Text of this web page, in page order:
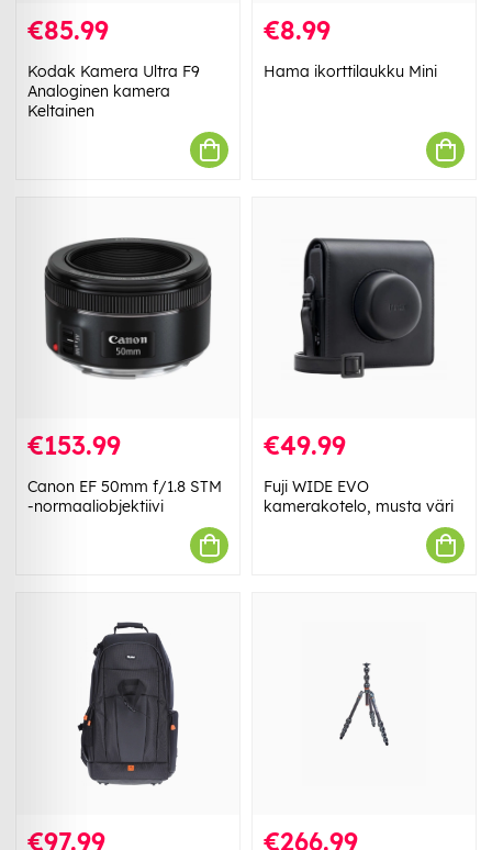
€85.99
Kodak Kamera Ultra F9
Analoginen kamera
Keltainen
€8.99
Hama ikorttilaukku Mini
€153.99
Canon EF 50mm f/1.8 STM
-normaaliobjektiivi
€49.99
Fuji WIDE EVO
kamerakotelo, musta väri
€97.99 €266.99